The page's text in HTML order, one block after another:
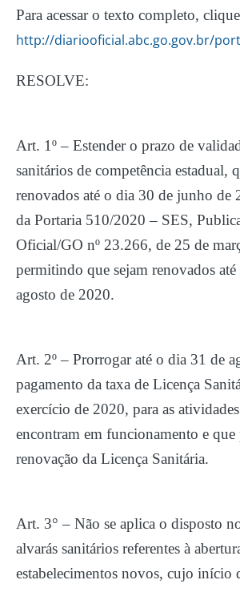
Para acessar o texto completo,
http://diariooficial.abc.go.gov.br/
RESOLVE:
Art. 1º – Estender o prazo de
sanitários de competência estadual,
renovados até o dia 30 de junho de
da Portaria 510/2020 – SES,
Oficial/GO nº 23.266, de 25 de
permitindo que sejam renovados
agosto de 2020.
Art. 2º – Prorrogar até o dia 31 de
pagamento da taxa de Licença
exercício de 2020, para as
encontram em funcionamento e que
renovação da Licença Sanitária.
Art. 3° – Não se aplica o disposto
alvarás sanitários referentes à
estabelecimentos novos, cujo início